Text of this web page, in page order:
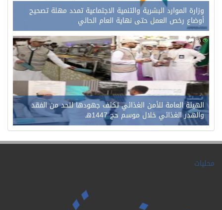
وزارة الموارد البشرية والتنمية الاجتماعية تمدد مهلة تصحيح
أوضاع رخص العمل حتى نهاية العام الحالي
86
0
الهيئة العامة للأمن الغذائي تكثف جهودها للحد من الفقد
والهدر الغذائي خلال موسم حج 1447هـ
محليات